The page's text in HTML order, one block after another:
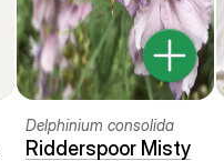
Delphinium consolida
Ridderspoor Misty